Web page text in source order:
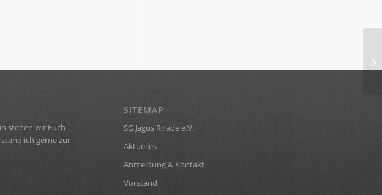
stehen wir Euch
gerne zur
SITEMAP
SG Jagus Rhade e.V.
Aktuelles
Anmeldung & Kontakt
Vorstand